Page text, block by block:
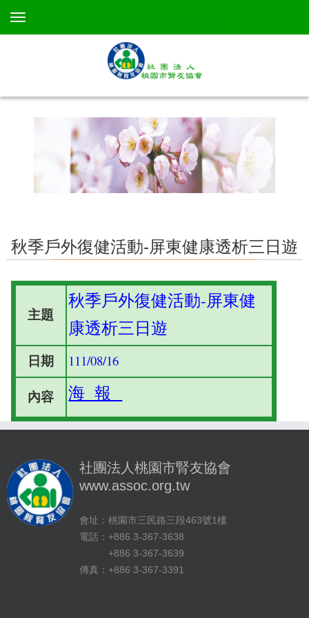
TEL：+886 3-367-3638 +886 3-367-3638
秋季戶外復健活動-屏東健康透析三日遊
主題
秋季戶外復健活動-屏東健
康透析三日遊
日期 111/08/16
內容 海 報
社團法人桃園市腎友協會
www.assoc.org.tw
會址：桃園市三民路三段463號1樓
電話：+886 3-367-3638
+886 3-367-3639
傳真：+886 3-367-3391